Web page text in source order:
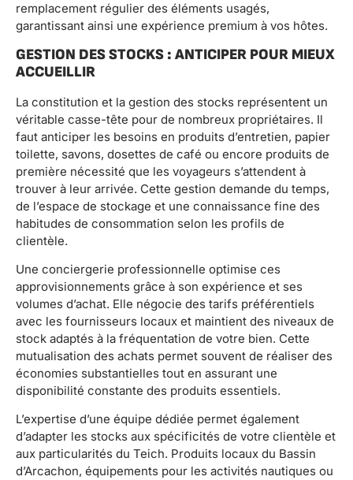
remplacement régulier des éléments usagés,
garantissant ainsi une expérience premium à vos hôtes.
GESTION DES STOCKS : ANTICIPER POUR MIEUX
ACCUEILLIR
La constitution et la gestion des stocks représentent un
véritable casse-tête pour de nombreux propriétaires. Il
faut anticiper les besoins en produits d’entretien, papier
toilette, savons, dosettes de café ou encore produits de
première nécessité que les voyageurs s’attendent à
trouver à leur arrivée. Cette gestion demande du temps,
de l’espace de stockage et une connaissance fine des
habitudes de consommation selon les profils de
clientèle.
Une conciergerie professionnelle optimise ces
approvisionnements grâce à son expérience et ses
volumes d’achat. Elle négocie des tarifs préférentiels
avec les fournisseurs locaux et maintient des niveaux de
stock adaptés à la fréquentation de votre bien. Cette
mutualisation des achats permet souvent de réaliser des
économies substantielles tout en assurant une
disponibilité constante des produits essentiels.
L’expertise d’une équipe dédiée permet également
d’adapter les stocks aux spécificités de votre clientèle et
aux particularités du Teich. Produits locaux du Bassin
d’Arcachon, équipements pour les activités nautiques ou